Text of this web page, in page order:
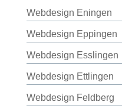
Webdesign Eningen
Webdesign Eppingen
Webdesign Esslingen
Webdesign Ettlingen
Webdesign Feldberg